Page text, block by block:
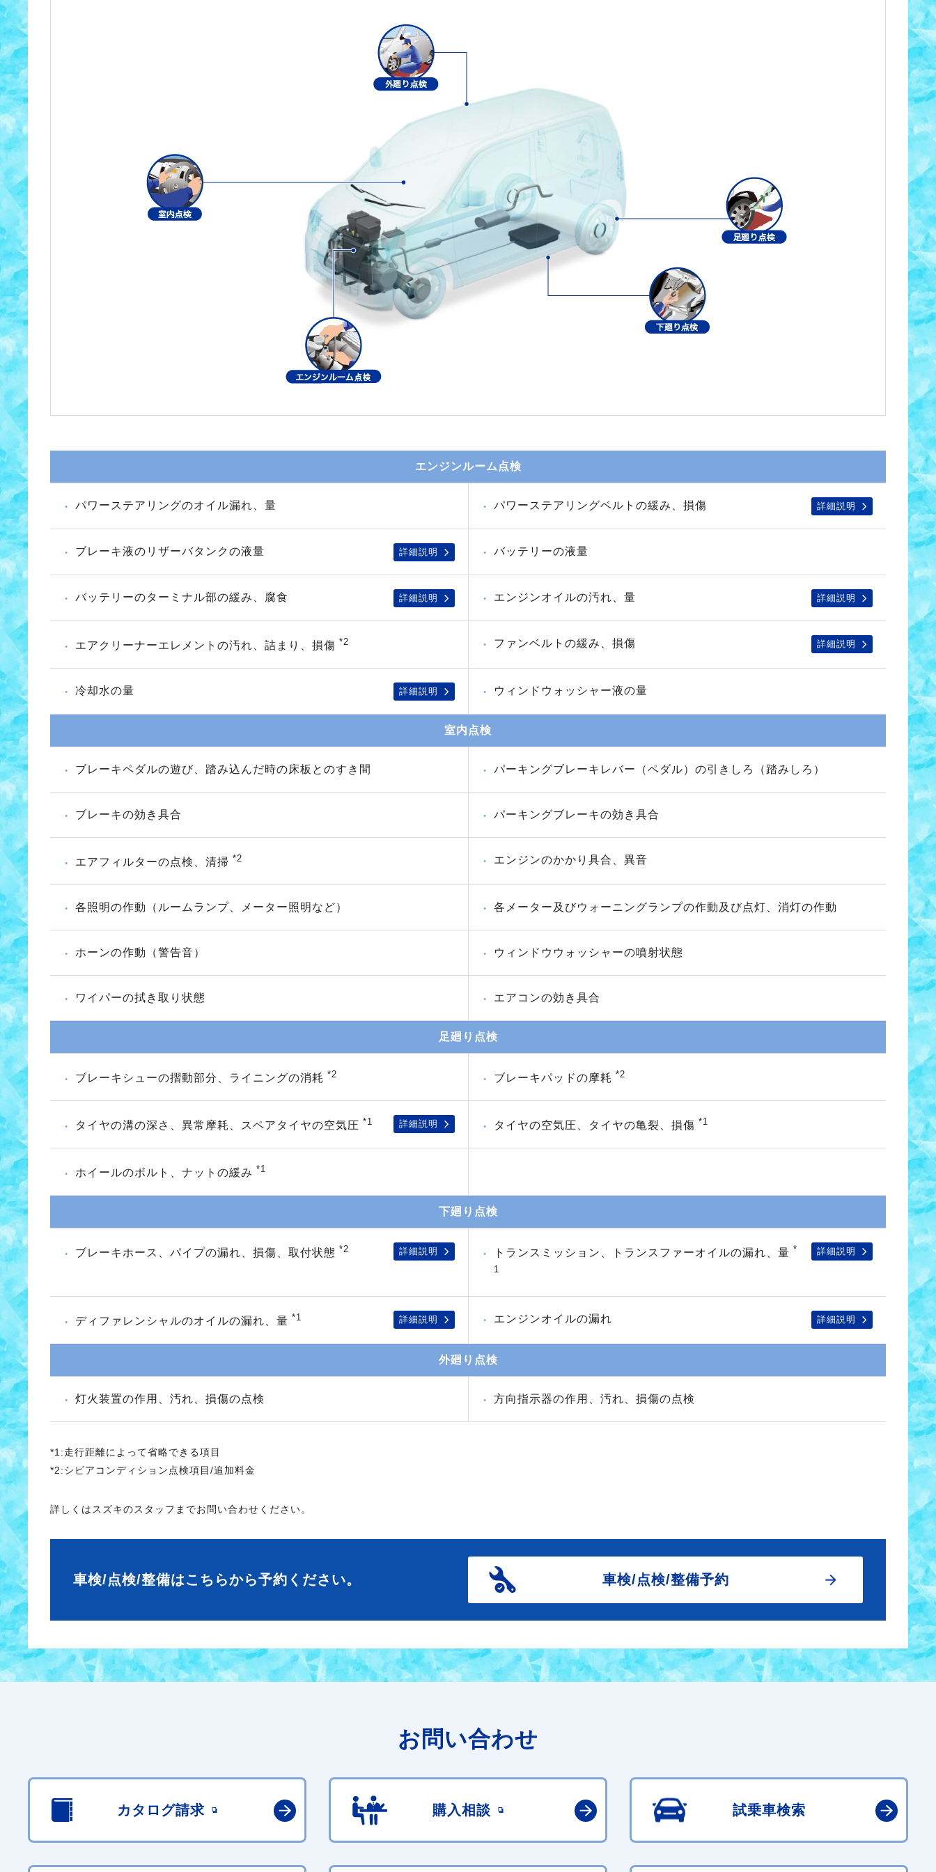
エンジンルーム点検
パワーステアリングのオイル漏れ、量 パワーステアリングベルトの緩み、損傷 詳細説明
ブレーキ液のリザーバタンクの液量 詳細説明 バッテリーの液量
バッテリーのターミナル部の緩み、腐食 詳細説明 エンジンオイルの汚れ、量 詳細説明
エアクリーナーエレメントの汚れ、詰まり、損傷 *2 ファンベルトの緩み、損傷 詳細説明
冷却水の量 詳細説明 ウィンドウォッシャー液の量
室内点検
ブレーキペダルの遊び、踏み込んだ時の床板とのすき間 パーキングブレーキレバー（ペダル）の引きしろ（踏みしろ）
ブレーキの効き具合 パーキングブレーキの効き具合
エアフィルターの点検、清掃 *2 エンジンのかかり具合、異音
各照明の作動（ルームランプ、メーター照明など） 各メーター及びウォーニングランプの作動及び点灯、消灯の作動
ホーンの作動（警告音） ウィンドウウォッシャーの噴射状態
ワイパーの拭き取り状態 エアコンの効き具合
足廻り点検
ブレーキシューの摺動部分、ライニングの消耗 *2 ブレーキパッドの摩耗 *2
タイヤの溝の深さ、異常摩耗、スペアタイヤの空気圧 *1 詳細説明 タイヤの空気圧、タイヤの亀裂、損傷 *1
ホイールのボルト、ナットの緩み *1
下廻り点検
ブレーキホース、パイプの漏れ、損傷、取付状態 *2 詳細説明 トランスミッション、トランスファーオイルの漏れ、量 *
1
詳細説明
ディファレンシャルのオイルの漏れ、量 *1 詳細説明 エンジンオイルの漏れ 詳細説明
外廻り点検
灯火装置の作用、汚れ、損傷の点検 方向指示器の作用、汚れ、損傷の点検
*1:走行距離によって省略できる項目
*2:シビアコンディション点検項目/追加料金
詳しくはスズキのスタッフまでお問い合わせください。
車検/点検/整備はこちらから予約ください。 車検/点検/整備予約
お問い合わせ
カタログ請求 購入相談 試乗車検索